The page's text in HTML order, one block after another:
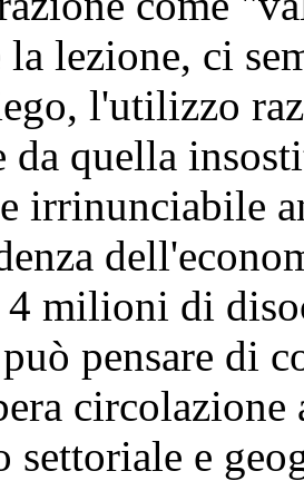
la lezione, ci
l'utilizzo
da quella
irrinunciabile
milioni di
pensare di
circolazione
e